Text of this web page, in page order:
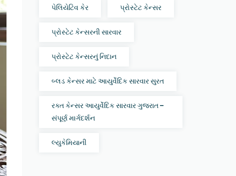
પેલિયેટિવ કેર પ્રોસ્ટેટ કેન્સર
પ્રોસ્ટેટ કેન્સરની સારવાર
પ્રોસ્ટેટ કેન્સરનું નિદાન
બ્લડ કેન્સર માટે આયુર્વેદિક સારવાર સુરત
રક્ત કેન્સર આયુર્વેદિક સારવાર ગુજરાત –
સંપૂર્ણ માર્ગદર્શન
લ્યુકેમિયાની